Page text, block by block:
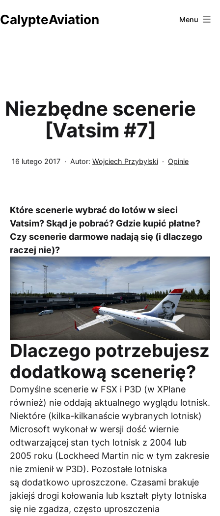
do
CalypteAviation Menu
Niezbędne scenerie
[Vatsim #7]
Opublikowano
16 lutego 2017 Autor: Wojciech Przybylski
Umieszczono
Opinie
Które scenerie wybrać do lotów w sieci
Vatsim? Skąd je pobrać? Gdzie kupić płatne?
Czy scenerie darmowe nadają się (i dlaczego
raczej nie)?
Dlaczego potrzebujesz
dodatkową scenerię?
Domyślne scenerie w FSX i P3D (w XPlane
również) nie oddają aktualnego wyglądu lotnisk.
Niektóre (kilka-kilkanaście wybranych lotnisk)
Microsoft wykonał w wersji dość wiernie
odtwarzającej stan tych lotnisk z 2004 lub
2005 roku (Lockheed Martin nic w tym zakresie
nie zmienił w P3D). Pozostałe lotniska
są dodatkowo uproszczone. Czasami brakuje
jakiejś drogi kołowania lub kształt płyty lotniska
się nie zgadza, często uproszczenia